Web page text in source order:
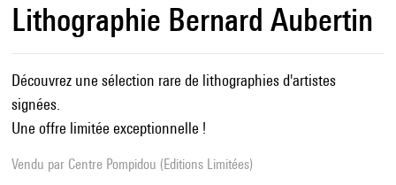
Lithographie Bernard Aubertin
Découvrez une sélection rare de lithographies d'artistes
signées.
Une offre limitée exceptionnelle !
Vendu par Centre Pompidou (Editions Limitées)